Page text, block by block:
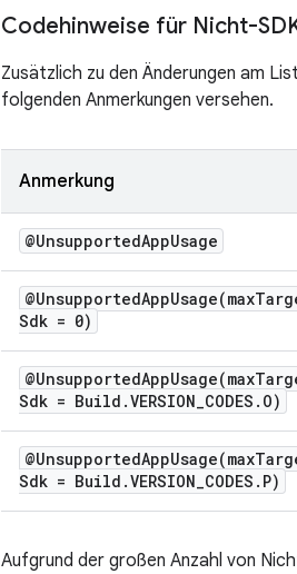
Codehinweise für Nicht-
Zusätzlich zu den Änderungen am
folgenden Anmerkungen versehen.
Anmerkung
@UnsupportedAppUsage
@UnsupportedAppUsage(max
Sdk = 0)
@UnsupportedAppUsage(max
Sdk = Build .VERSION_CODES . O)
@UnsupportedAppUsage(max
Sdk = Build .VERSION_CODES . P)
Aufgrund der großen Anzahl von